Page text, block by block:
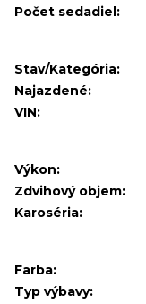
Počet sedadiel:
Stav/Kategória:
Najazdené:
VIN:
Výkon:
Zdvihový objem:
Karoséria:
Farba:
Typ výbavy: